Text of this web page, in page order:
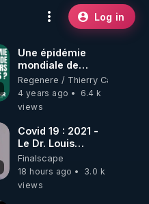
Log in
Une épidémie
mondiale de
cancers précoces
?
Regenere / Thierry
4 years ago
6.4 k
views
Covid 19 : 2021 -
Le Dr. Louis
Fouché renverse
le plateau de
CNews !
Finalscape
18 hours ago
3.0 k
views